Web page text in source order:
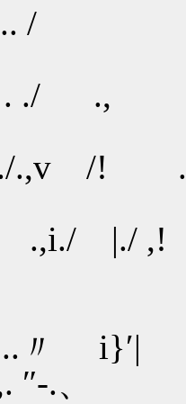
,.. / .
., ｌ
.,v /!
.,i./
、